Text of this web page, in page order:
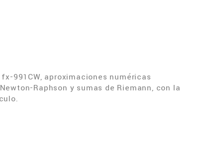
991CW, aproximaciones numéricas
Raphson y sumas de Riemann, con la